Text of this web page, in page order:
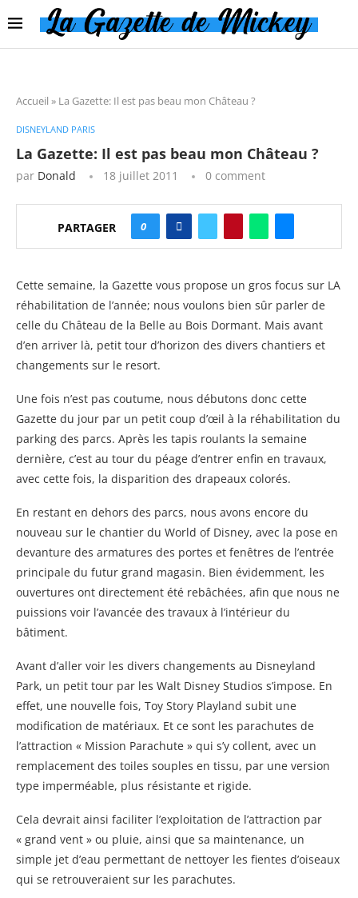
Accueil » La Gazette: Il est pas beau mon Château ?
DISNEYLAND PARIS
La Gazette: Il est pas beau mon Château ?
par Donald 18 juillet 2011 0 comment
PARTAGER 0
Cette semaine, la Gazette vous propose un gros focus sur LA
réhabilitation de l’année; nous voulons bien sûr parler de
celle du Château de la Belle au Bois Dormant. Mais avant
d’en arriver là, petit tour d’horizon des divers chantiers et
changements sur le resort.
Une fois n’est pas coutume, nous débutons donc cette
Gazette du jour par un petit coup d’œil à la réhabilitation du
parking des parcs. Après les tapis roulants la semaine
dernière, c’est au tour du péage d’entrer enfin en travaux,
avec cette fois, la disparition des drapeaux colorés.
En restant en dehors des parcs, nous avons encore du
nouveau sur le chantier du World of Disney, avec la pose en
devanture des armatures des portes et fenêtres de l’entrée
principale du futur grand magasin. Bien évidemment, les
ouvertures ont directement été rebâchées, afin que nous ne
puissions voir l’avancée des travaux à l’intérieur du
bâtiment.
Avant d’aller voir les divers changements au Disneyland
Park, un petit tour par les Walt Disney Studios s’impose. En
effet, une nouvelle fois, Toy Story Playland subit une
modification de matériaux. Et ce sont les parachutes de
l’attraction « Mission Parachute » qui s’y collent, avec un
remplacement des toiles souples en tissu, par une version
type imperméable, plus résistante et rigide.
Cela devrait ainsi faciliter l’exploitation de l’attraction par
« grand vent » ou pluie, ainsi que sa maintenance, un
simple jet d’eau permettant de nettoyer les fientes d’oiseaux
qui se retrouveraient sur les parachutes.